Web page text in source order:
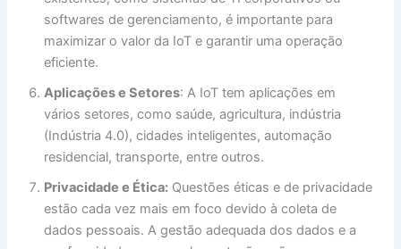
softwares de gerenciamento, é importante para
maximizar o valor da IoT e garantir uma operação
eficiente.
Aplicações e Setores: A IoT tem aplicações em
vários setores, como saúde, agricultura, indústria
(Indústria 4.0), cidades inteligentes, automação
residencial, transporte, entre outros.
Privacidade e Ética: Questões éticas e de privacidade
estão cada vez mais em foco devido à coleta de
dados pessoais. A gestão adequada dos dados e a